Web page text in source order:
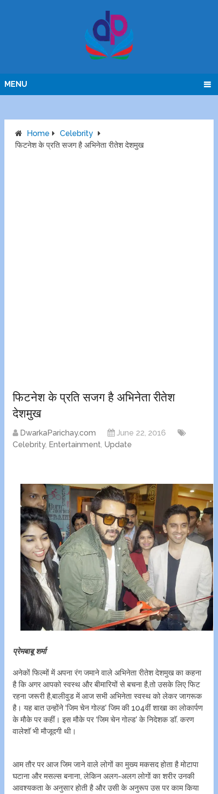
MENU
Home
Celebrity
फिटनेश के प्रति सजग है अभिनेता रीतेश देशमुख
फिटनेश के प्रति सजग है अभिनेता रीतेश
देशमुख
DwarkaParichay.com
June 22, 2016
Celebrity, Entertainment, Update
प्रेमबाबू शर्मा
अनेकों फिल्मों में अपना रंग जमाने वाले अभिनेता रीतेश देशमुख का कहना
है कि अगर आपको स्वस्थ और बीमारियों से बचना है,तो उसके लिए फिट
रहना जरूरी है,बालीवुड में आज सभी अभिनेता स्वस्थ को लेकर जागरूक
है। यह बात उन्होंने ‘जिम चेन गोल्ड’ जिम की 104वीं शाखा का लोकार्पण
के मौके पर कहीं। इस मौके पर ‘जिम चेन गोल्ड’ के निदेशक डाॅ. करण
वालेशाॅ भी मौजूदगी थी।
आम तौर पर आज जिम जाने वाले लोगों का मुख्य मकसद होता है मोटापा
घटाना और मसल्स बनाना, लेकिन अलग-अलग लोगों का शरीर उनकी
आवश्यकता के अनुसार होती है और उसी के अनुरूप उस पर काम किया